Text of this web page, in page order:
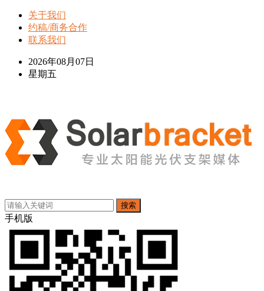
关于我们
约稿/商务合作
联系我们
2026年08月07日
星期五
搜索
手机版